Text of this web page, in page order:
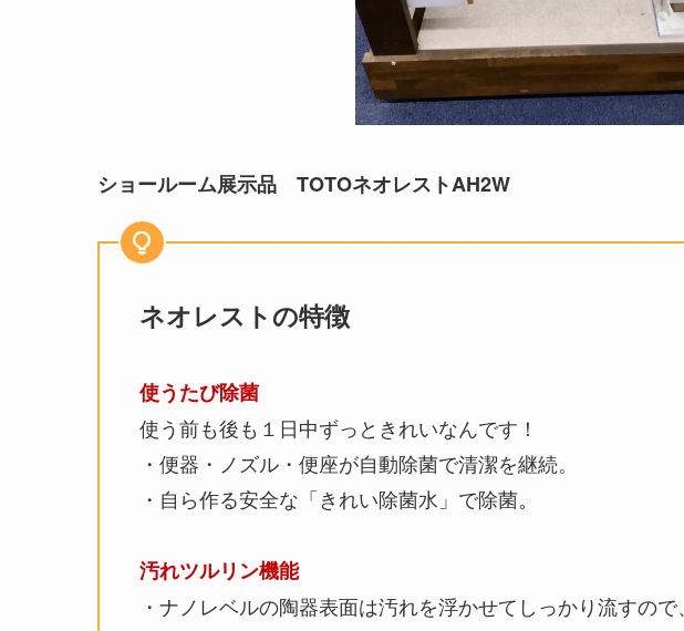
ショールーム展示品 TOTOネオレストAH2W
ネオレストの特徴
使うたび除菌
使う前も後も１日中ずっときれいなんです！
・便器・ノズル・便座が自動除菌で清潔を継続。
・自ら作る安全な「きれい除菌水」で除菌。
汚れツルリン機能
・ナノレベルの陶器表面は汚れを浮かせてしっかり流すので、